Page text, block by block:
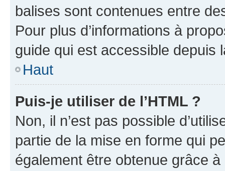
balises sont contenues entre
Pour plus d’informations à
guide qui est accessible depuis
Haut
Puis-je utiliser de l’HTML ?
Non, il n’est pas possible
partie de la mise en forme qui
également être obtenue grâce à